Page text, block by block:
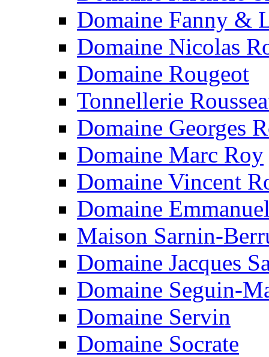
Domaine Fanny &
Domaine Nicolas
Domaine Rougeot
Tonnellerie
Domaine Georges
Domaine Marc Roy
Domaine Vincent
Domaine
Maison Sarnin-
Domaine Jacques
Domaine Seguin-
Domaine Servin
Domaine Socrate